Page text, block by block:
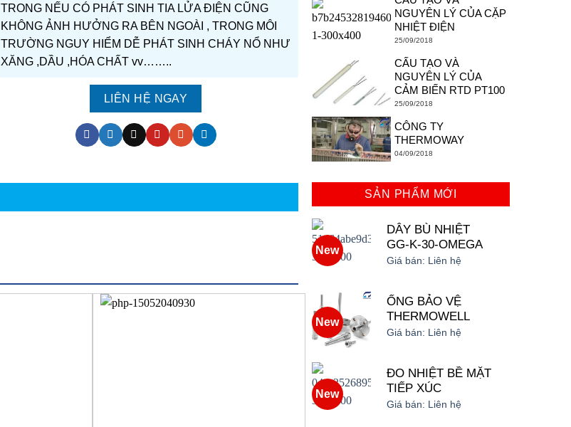
TRONG NẾU CÓ PHÁT SINH TIA LỬA ĐIỆN CŨNG
KHÔNG ẢNH HƯỞNG RA BÊN NGOÀI , TRONG MÔI
TRƯỜNG NGUY HIỂM DỄ PHÁT SINH CHÁY NỔ NHƯ
XĂNG ,DẦU ,HÓA CHẤT vv……..
LIÊN HỆ NGAY
NGUYÊN LÝ CỦA CẶP
NHIỆT ĐIỆN
25/09/2018
CẤU TẠO VÀ
NGUYÊN LÝ CỦA
CẢM BIẾN RTD PT100
25/09/2018
CÔNG TY
THERMOWAY
04/09/2018
SẢN PHẨM MỚI
New
DÂY BÙ NHIỆT
GG-K-30-OMEGA
Giá bán: Liên hệ
New
ỐNG BẢO VỆ
THERMOWELL
Giá bán: Liên hệ
New
ĐO NHIỆT BỀ MẶT
TIẾP XÚC
Giá bán: Liên hệ